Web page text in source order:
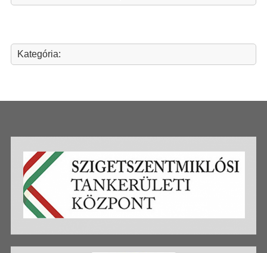
Kategória: